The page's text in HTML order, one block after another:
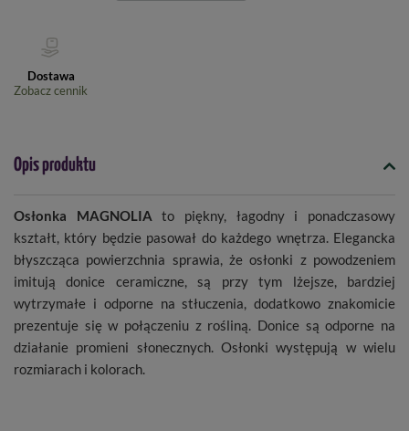
Dostawa
Zobacz cennik
Opis produktu
Osłonka MAGNOLIA to piękny, łagodny i ponadczasowy
kształt, który będzie pasował do każdego wnętrza. Elegancka
błyszcząca powierzchnia sprawia, że osłonki z powodzeniem
imitują donice ceramiczne, są przy tym lżejsze, bardziej
wytrzymałe i odporne na stłuczenia, dodatkowo znakomicie
prezentuje się w połączeniu z rośliną. Donice są odporne na
działanie promieni słonecznych. Osłonki występują w wielu
rozmiarach i kolorach.